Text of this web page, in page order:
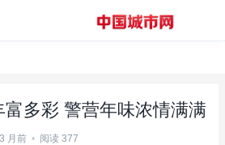
多彩 警营年味浓情满满
月前 • 阅读 377